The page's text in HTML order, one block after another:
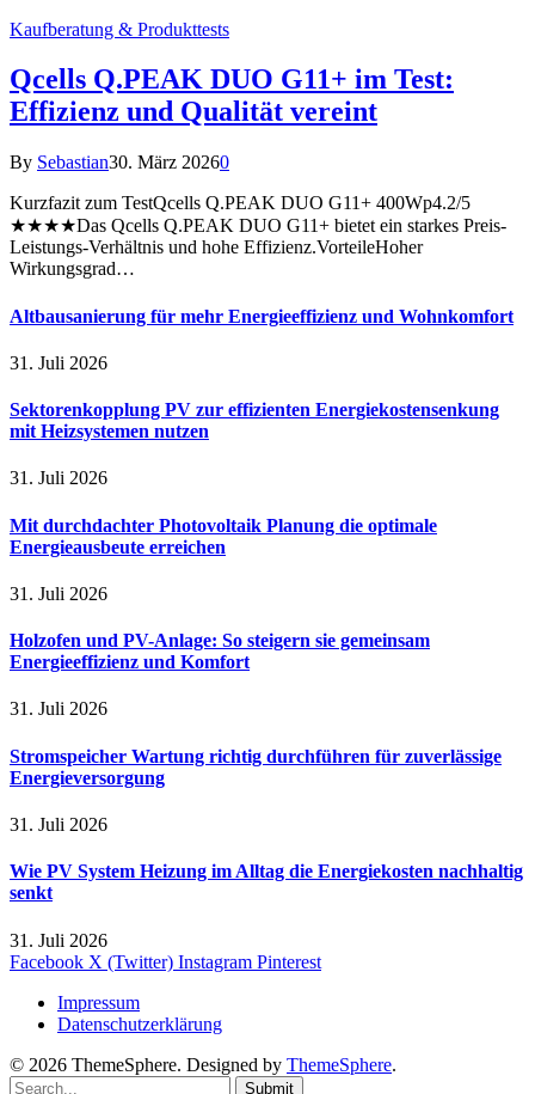
Kaufberatung & Produkttests
Qcells Q.PEAK DUO G11+ im Test:
Effizienz und Qualität vereint
By Sebastian30. März 20260
Kurzfazit zum TestQcells Q.PEAK DUO G11+ 400Wp4.2/5
★★★★Das Qcells Q.PEAK DUO G11+ bietet ein starkes Preis-
Leistungs-Verhältnis und hohe Effizienz.VorteileHoher
Wirkungsgrad…
Altbausanierung für mehr Energieeffizienz und Wohnkomfort
31. Juli 2026
Sektorenkopplung PV zur effizienten Energiekostensenkung
mit Heizsystemen nutzen
31. Juli 2026
Mit durchdachter Photovoltaik Planung die optimale
Energieausbeute erreichen
31. Juli 2026
Holzofen und PV-Anlage: So steigern sie gemeinsam
Energieeffizienz und Komfort
31. Juli 2026
Stromspeicher Wartung richtig durchführen für zuverlässige
Energieversorgung
31. Juli 2026
Wie PV System Heizung im Alltag die Energiekosten nachhaltig
senkt
31. Juli 2026
Facebook X (Twitter) Instagram Pinterest
Impressum
Datenschutzerklärung
© 2026 ThemeSphere. Designed by ThemeSphere.
Submit